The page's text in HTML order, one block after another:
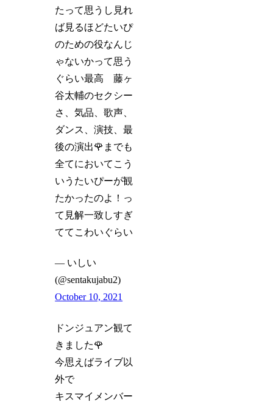
たって思うし見れ
ば見るほどたいぴ
のための役なんじ
ゃないかって思う
ぐらい最高 藤ヶ
谷太輔のセクシー
さ、気品、歌声、
ダンス、演技、最
後の演出🌹までも
全てにおいてこう
いうたいぴーが観
たかったのよ！っ
て見解一致しすぎ
ててこわいぐらい
— いしい
(@sentakujabu2)
October 10, 2021
ドンジュアン観て
きました🌹
今思えばライブ以
外で
キスマイメンバー